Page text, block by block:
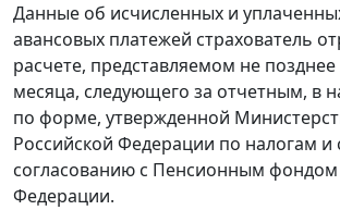
Данные об исчисленных и
авансовых платежей страхователь
расчете, представляемом не позднее
месяца, следующего за отчетным, в
по форме, утвержденной
Российской Федерации по налогам и
согласованию с Пенсионным фондом
Федерации.